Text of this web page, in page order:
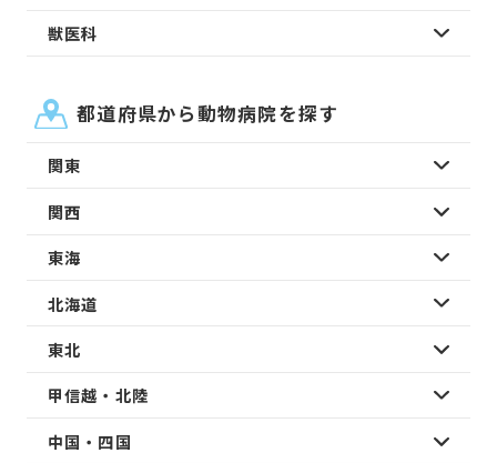
獣医科
都道府県から動物病院を探す
関東
関西
東海
北海道
東北
甲信越・北陸
中国・四国